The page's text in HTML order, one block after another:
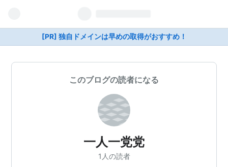
[PR] 独自ドメインは早めの取得がおすすめ！
このブログの読者になる
一人一党党
1人の読者